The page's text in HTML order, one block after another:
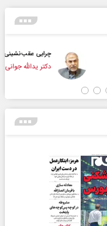
ترامپ؟
جوانی - تحلیلگر مسائل سیاسی